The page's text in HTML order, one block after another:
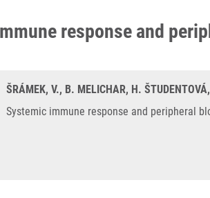
response and
ŠRÁMEK, V., B. MELICHAR, H.
Systemic immune response and peripheral